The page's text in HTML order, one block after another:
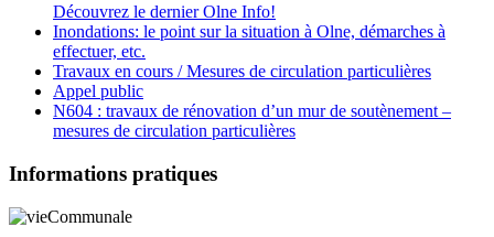
Découvrez le dernier Olne Info!
Inondations: le point sur la situation à Olne, démarches à
effectuer, etc.
Travaux en cours / Mesures de circulation particulières
Appel public
N604 : travaux de rénovation d’un mur de soutènement –
mesures de circulation particulières
Informations pratiques